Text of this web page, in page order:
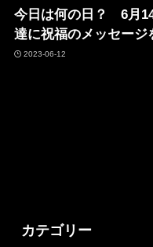
今日は何の日？ 6月
達に祝福のメッセージ
2023-06-12
カテゴリー